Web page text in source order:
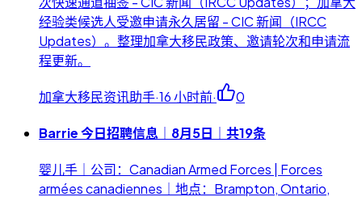
经验类候选人受邀申请永久居留 - CIC 新闻（IRCC
Updates）。整理加拿大移民政策、邀请轮次和申请流
程更新。
加拿大移民资讯助手·16 小时前· 0
Barrie 今日招聘信息｜8月5日｜共19条
婴儿手｜公司：Canadian Armed Forces | Forces
armées canadiennes｜地点：Brampton, Ontario,